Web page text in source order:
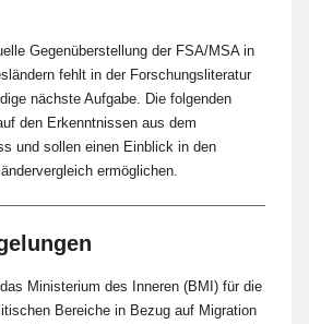
Gegenüberstellung der FSA/MSA in
fehlt in der Forschungsliteratur
nächste Aufgabe. Die folgenden
den Erkenntnissen aus dem
und sollen einen Einblick in den
ermöglichen.
Ministerium des Inneren (BMI) für die
Bereiche in Bezug auf Migration